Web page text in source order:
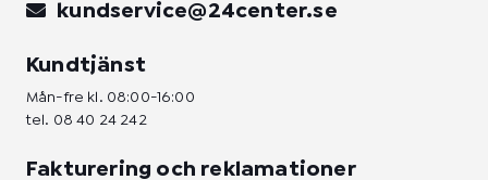
kundservice@24center.se
Kundtjänst
Mån-fre kl. 08:00-16:00
tel. 08 40 24 242
Fakturering och reklamationer